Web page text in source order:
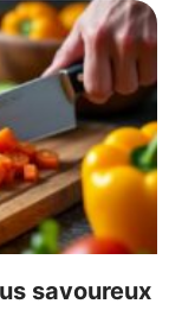
savoureux